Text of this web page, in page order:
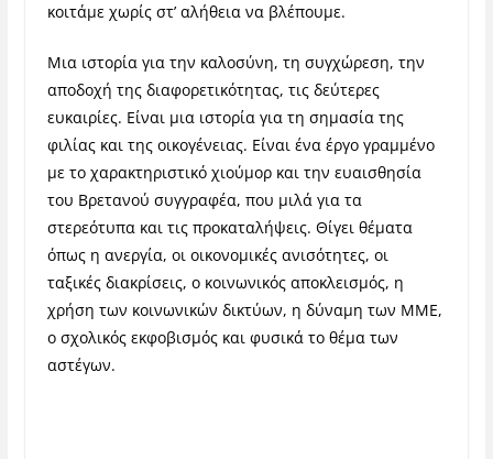
κοιτάμε χωρίς στ’ αλήθεια να βλέπουμε.
Μια ιστορία για την καλοσύνη, τη συγχώρεση, την
αποδοχή της διαφορετικότητας, τις δεύτερες
ευκαιρίες. Είναι μια ιστορία για τη σημασία της
φιλίας και της οικογένειας. Είναι ένα έργο γραμμένο
με το χαρακτηριστικό χιούμορ και την ευαισθησία
του Βρετανού συγγραφέα, που μιλά για τα
στερεότυπα και τις προκαταλήψεις. Θίγει θέματα
όπως η ανεργία, οι οικονομικές ανισότητες, οι
ταξικές διακρίσεις, ο κοινωνικός αποκλεισμός, η
χρήση των κοινωνικών δικτύων, η δύναμη των ΜΜΕ,
ο σχολικός εκφοβισμός και φυσικά το θέμα των
αστέγων.